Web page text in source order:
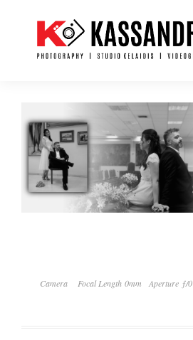
Camera Focal Length 0mm Aperture ƒ/0